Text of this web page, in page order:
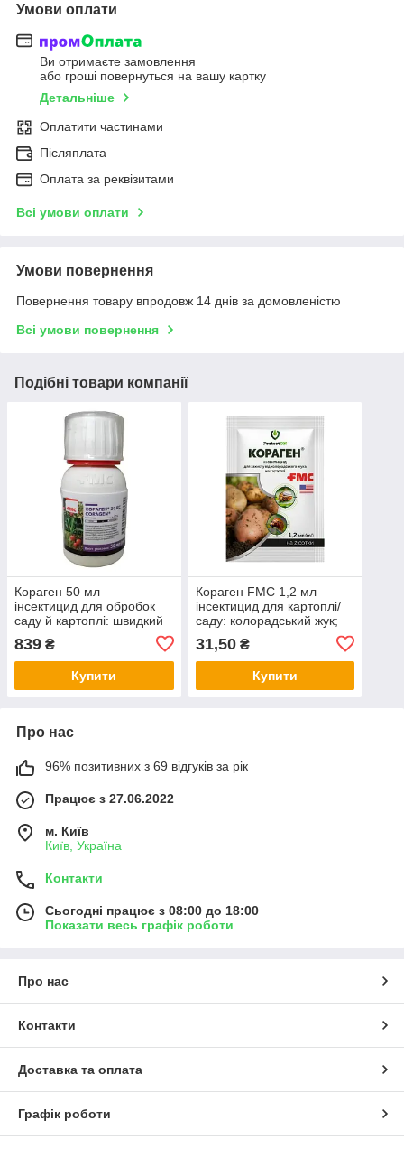
Умови оплати
Ви отримаєте замовлення
або гроші повернуться на вашу картку
Детальніше
Оплатити частинами
Післяплата
Оплата за реквізитами
Всі умови оплати
Умови повернення
Повернення товару впродовж 14 днів за домовленістю
Всі умови повернення
Подібні товари компанії
Кораген 50 мл —
інсектицид для обробок
саду й картоплі: швидкий
плодожерка, листовертка,
колорадський жук,
839 ₴
Купити
Кораген FMC 1,2 мл —
інсектицид для картоплі/
саду: колорадський жук;
також совки й плодожерка;
по листу й зав’язі,
тривалий захист
31,50₴
Купити
Про нас
96% позитивних з 69 відгуків за рік
Працює з 27.06.2022
м. Київ
Київ, Україна
Контакти
Сьогодні працює з 08:00 до 18:00
Показати весь графік роботи
Про нас
Контакти
Доставка та оплата
Графік роботи